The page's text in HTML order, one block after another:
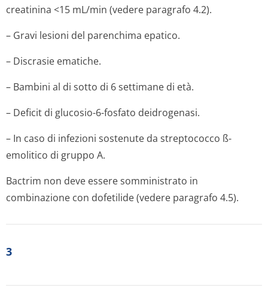
creatinina <15 mL/min (vedere paragrafo 4.2).
– Gravi lesioni del parenchima epatico.
– Discrasie ematiche.
– Bambini al di sotto di 6 settimane di età.
– Deficit di glucosio-6-fosfato deidrogenasi.
– In caso di infezioni sostenute da streptococco ß-
emolitico di gruppo A.
Bactrim non deve essere somministrato in
combinazione con dofetilide (vedere paragrafo 4.5).
3